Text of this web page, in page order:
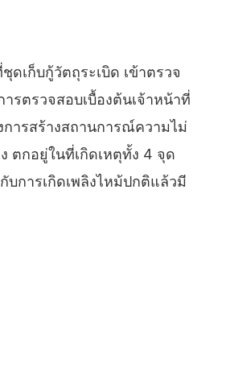
เก็บกู้วัตถุระเบิด เข้าตรวจ
รตรวจสอบเบื้องต้นเจ้าหน้าที่
ารสร้างสถานการณ์ความไม่
ตกอยู่ในที่เกิดเหตุทั้ง 4 จุด
บการเกิดเพลิงไหม้ปกติแล้วมี